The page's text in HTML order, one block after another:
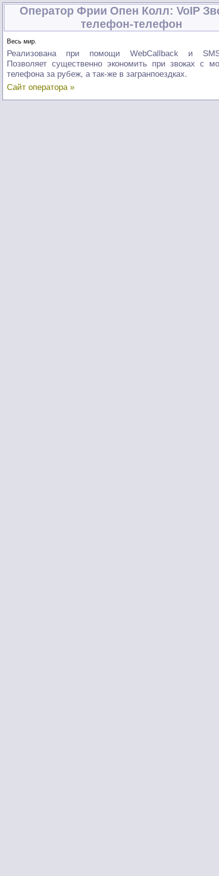
Оператор Фрии Опен Колл: VoIP
телефон-телефон
Весь мир.
Реализована при помощи WebCallback и
Позволяет существенно экономить при звоках с
телефона за рубеж, а так-же в загранпоездках.
Сайт оператора »